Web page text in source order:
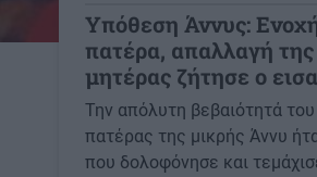
Υπόθεση Άννυς:
πατέρα, απαλλαγή της
μητέρας ζήτησε ο
Την απόλυτη βεβαιότητά του
πατέρας της μικρής Άννυ
που δολοφόνησε και